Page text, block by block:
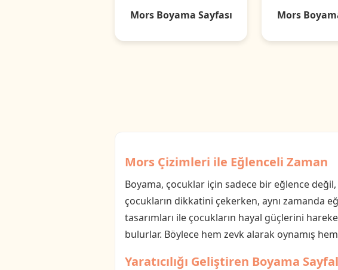
Mors Boyama Sayfası Mors
Mors Çizimleri ile Eğlenceli Zaman
Boyama, çocuklar için sadece bir eğlence
çocukların dikkatini çekerken, aynı zamanda
tasarımları ile çocukların hayal güçlerini
bulurlar. Böylece hem zevk alarak oynamış
Yaratıcılığı Geliştiren Boyama